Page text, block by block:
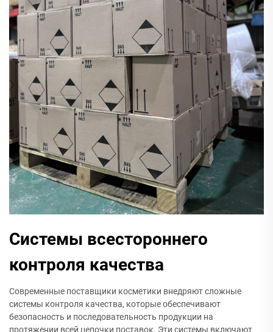
Системы всестороннего
контроля качества
Современные поставщики косметики внедряют сложные
системы контроля качества, которые обеспечивают
безопасность и последовательность продукции на
протяжении всей цепочки поставок. Эти системы включают